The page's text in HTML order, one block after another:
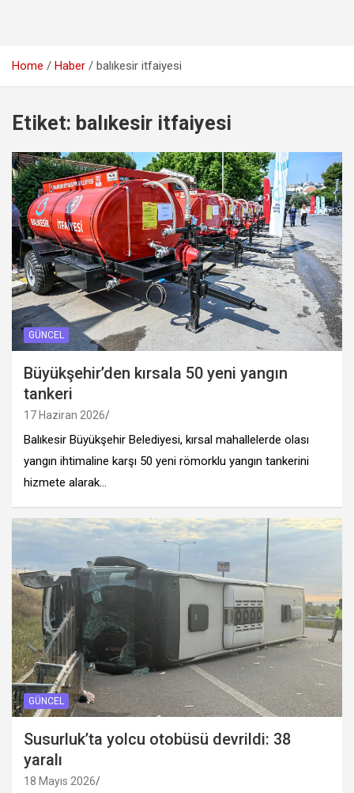
Home Haber balıkesir itfaiyesi
Etiket: balıkesir itfaiyesi
GÜNCEL
Büyükşehir’den kırsala 50 yeni yangın
tankeri
17 Haziran 2026
Balıkesir Büyükşehir Belediyesi, kırsal mahallelerde olası
yangın ihtimaline karşı 50 yeni römorklu yangın tankerini
hizmete alarak…
GÜNCEL
Susurluk’ta yolcu otobüsü devrildi: 38
yaralı
18 Mayıs 2026